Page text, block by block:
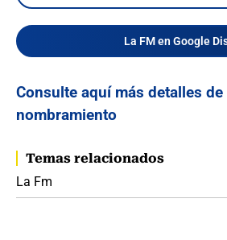
La FM en Google
Consulte aquí más detalles de
nombramiento
Temas relacionados
La Fm